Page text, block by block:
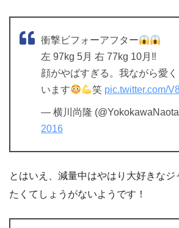
衝撃ビフォーアフター
左 97kg 5月 右 77kg 10月‼︎
顔がやばすぎる。我ながら愛
います
笑 pic.twitter.com/
— 横川尚隆
2016
とはいえ、減量中はやはり大好きな
たくてしょうがないようです！